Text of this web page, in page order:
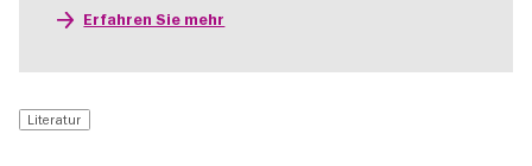
Erfahren Sie mehr
Literatur